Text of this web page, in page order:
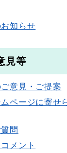
知らせ
見等
意見・ご提案
ページに寄せ
問
メント